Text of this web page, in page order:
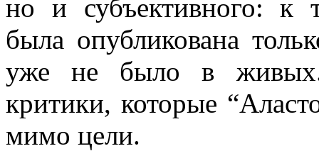
но и субъективного: к
была опубликована
уже не было в
критики, которые
мимо цели.